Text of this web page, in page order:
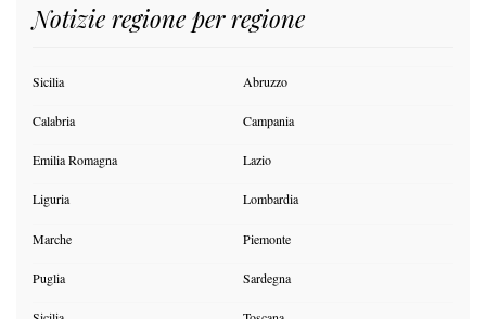
Notizie regione per regione
Sicilia Abruzzo
Calabria Campania
Emilia Romagna Lazio
Liguria Lombardia
Marche Piemonte
Puglia Sardegna